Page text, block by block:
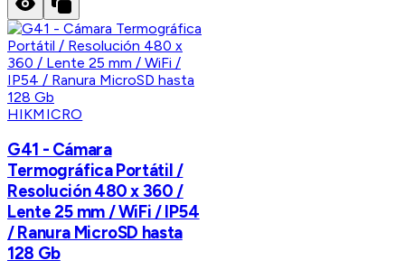
HIKMICRO
G41 - Cámara
Termográfica Portátil /
Resolución 480 x 360 /
Lente 25 mm / WiFi / IP54
/ Ranura MicroSD hasta
128 Gb